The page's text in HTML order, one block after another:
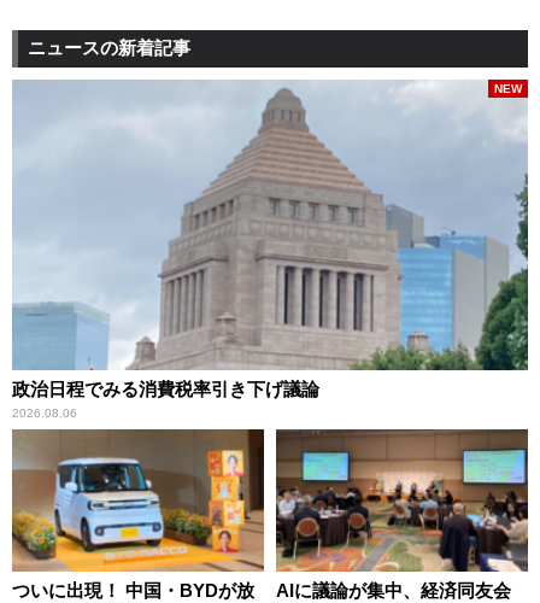
ニュースの新着記事
政治日程でみる消費税率引き下げ議論
2026.08.06
NEW
ついに出現！ 中国・BYDが放
AIに議論が集中、経済同友会